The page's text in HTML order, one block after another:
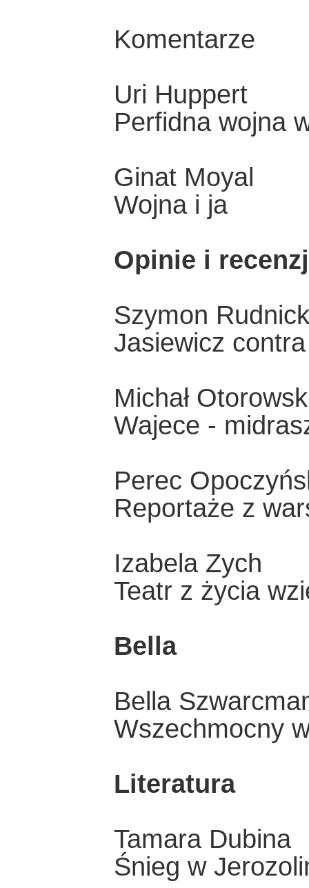
Komentarze
Uri Huppert
Perfidna wojna
Ginat Moyal
Wojna i ja
Opinie i
Szymon
Jasiewicz
Michał
Wajece -
Perec
Reportaże z
Izabela Zych
Teatr z życia
Bella
Bella
Wszechmocny
Literatura
Tamara Dubina
Śnieg w